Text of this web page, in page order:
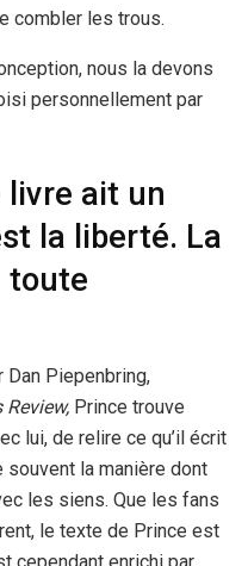
combler les trous.
nous la devons
personnellement par
livre ait un
la liberté. La
toute
Dan Piepenbring,
Review, Prince trouve
lui, de relire ce qu’il écrit
souvent la manière dont
les siens. Que les fans
le texte de Prince est